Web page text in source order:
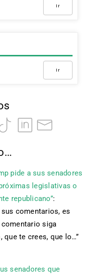
Ir
Ir
pide a sus senadores
legislativas o
republicano”:
comentarios, es
siga
que te crees, que lo…”
senadores que